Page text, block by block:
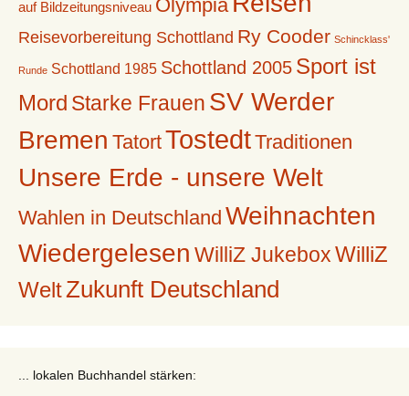
auf Bildzeitungsniveau Olympia
Reisevorbereitung Schottland Ry Cooder Schincklass'
Runde Schottland 1985 Schottland 2005 Sport ist
Mord Starke Frauen SV Werder
Bremen TatortTostedtTraditionen
Unsere Erde - unsere Welt
Wahlen in Deutschland Weihnachten
Wiedergelesen WilliZ Jukebox WilliZ
WeltZukunft Deutschland
... lokalen Buchhandel stärken: